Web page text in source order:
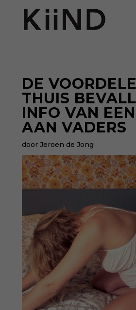
DE
THUIS
INFO VAN
AAN VADERS
door Jeroen de Jong